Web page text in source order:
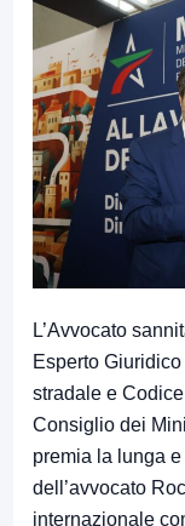
L’Avvocato
Esperto
stradale e
Consiglio dei
premia la lunga
dell’avvocato
internazionale